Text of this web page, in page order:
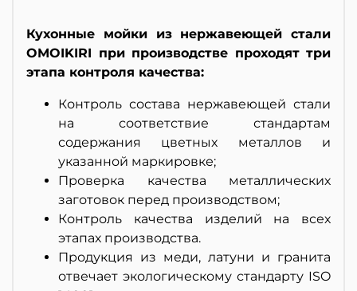
Кухонные мойки из нержавеющей стали
OMOIKIRI при производстве проходят три
этапа контроля качества:
Контроль состава нержавеющей стали
на соответствие стандартам
содержания цветных металлов и
указанной маркировке;
Проверка качества металлических
заготовок перед производством;
Контроль качества изделий на всех
этапах производства.
Продукция из меди, латуни и гранита
отвечает экологическому стандарту ISO